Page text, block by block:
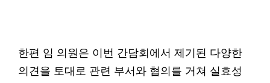
한편 임 의원은 이번 간담회에서 제기된 다양한
의견을 토대로 관련 부서와 협의를 거쳐 실효성